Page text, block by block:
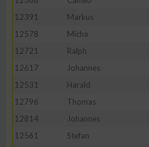
12391
Markus
12578
Micha
12721
Ralph
12617
Johannes
12531
Harald
12796
Thomas
12814
Johannes
12561
Stefan